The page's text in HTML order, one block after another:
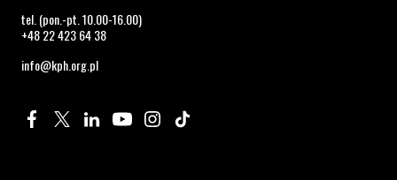
tel. (pon.-pt. 10.00-16.00)
+48 22 423 64 38
info@kph.org.pl
Profil na Facebook. Strona otwiera się w nowym oknie.
Profil na Twitter. Strona otwiera się w nowym oknie.
Profil na LinkedIn. Strona otwiera się w nowym oknie.
Profil na YouTube. Strona otwiera się w nowym
Profil na Instagram. Strona otwiera się